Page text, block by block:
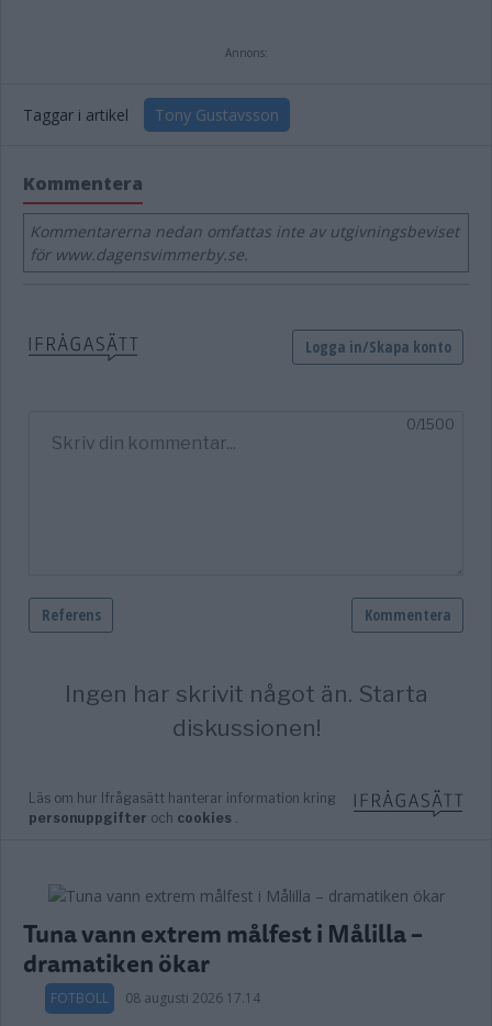
Annons:
Taggar i artikel Tony Gustavsson
Kommentera
Kommentarerna nedan omfattas inte av utgivningsbeviset
för www.dagensvimmerby.se.
Tuna vann extrem målfest i Målilla –
dramatiken ökar
FOTBOLL 08 augusti 2026 17.14